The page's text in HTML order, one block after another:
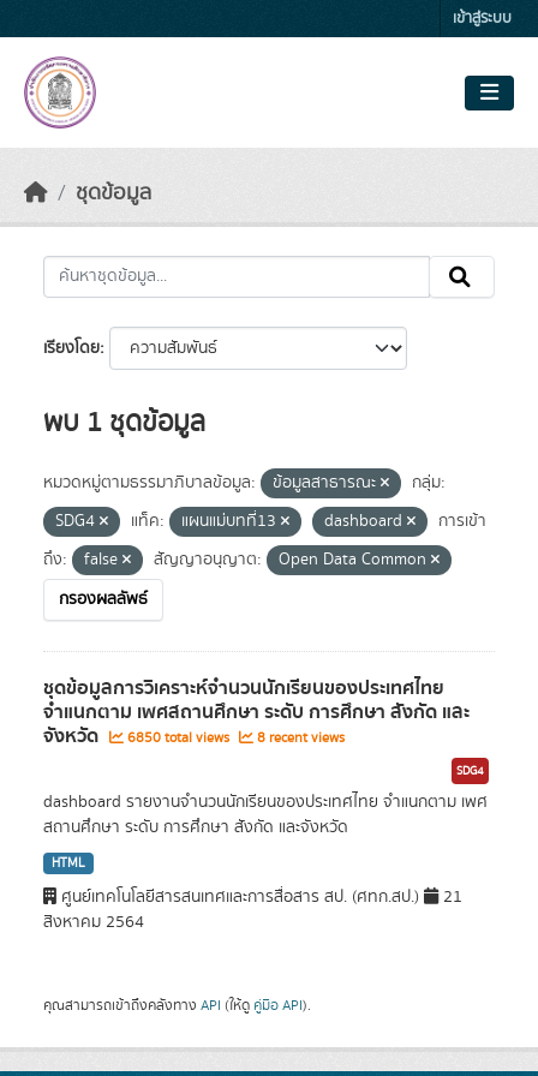
เข้าสู่ระบบ
ชุดข้อมูล
เรียงโดย
พบ 1 ชุดข้อมูล
หมวดหมู่ตามธรรมาภิบาลข้อมูล: ข้อมูลสาธารณะ
กลุ่ม:
SDG4
แท็ค: แผนแม่บทที่13 dashboard
การเข้า
ถึง:
false สัญญาอนุญาต:
Open Data Common
กรองผลลัพธ์
ชุดข้อมูลการวิเคราะห์จำนวนนักเรียนของประเทศไทย
จำแนกตาม เพศสถานศึกษา ระดับ การศึกษา สังกัด และ
จังหวัด 6850 total views 8 recent views
SDG4
dashboard รายงานจำนวนนักเรียนของประเทศไทย จำแนกตาม เพศ
สถานศึกษา ระดับ การศึกษา สังกัด และจังหวัด
HTML
ศูนย์เทคโนโลยีสารสนเทศและการสื่อสาร สป. (ศทก.สป.)
21
สิงหาคม 2564
คุณสามารถเข้าถึงคลังทาง API (ให้ดู คู่มือ API).